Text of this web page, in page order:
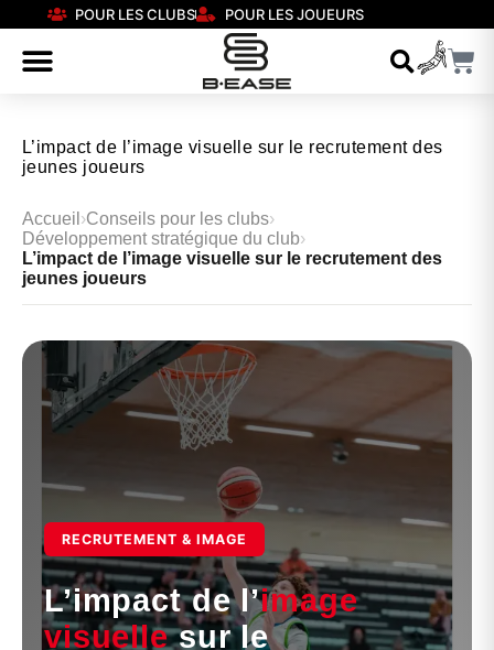
POUR LES CLUBS POUR LES JOUEURS
L’impact de l’image visuelle sur le recrutement des
jeunes joueurs
Accueil ›Conseils pour les clubs›
Développement stratégique du club›
L’impact de l’image visuelle sur le recrutement des
jeunes joueurs
RECRUTEMENT & IMAGE
L’impact de l’image
visuellesur le